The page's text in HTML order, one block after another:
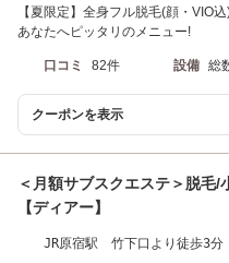
【夏限定】全身フル脱毛(顔・VIO
あなたへピッタリのメニュー!
口コミ 82件 設備 総
クーポンを表示
＜月額サブスクエステ＞脱毛
【ディアー】
JR原宿駅 竹下口より徒歩3分